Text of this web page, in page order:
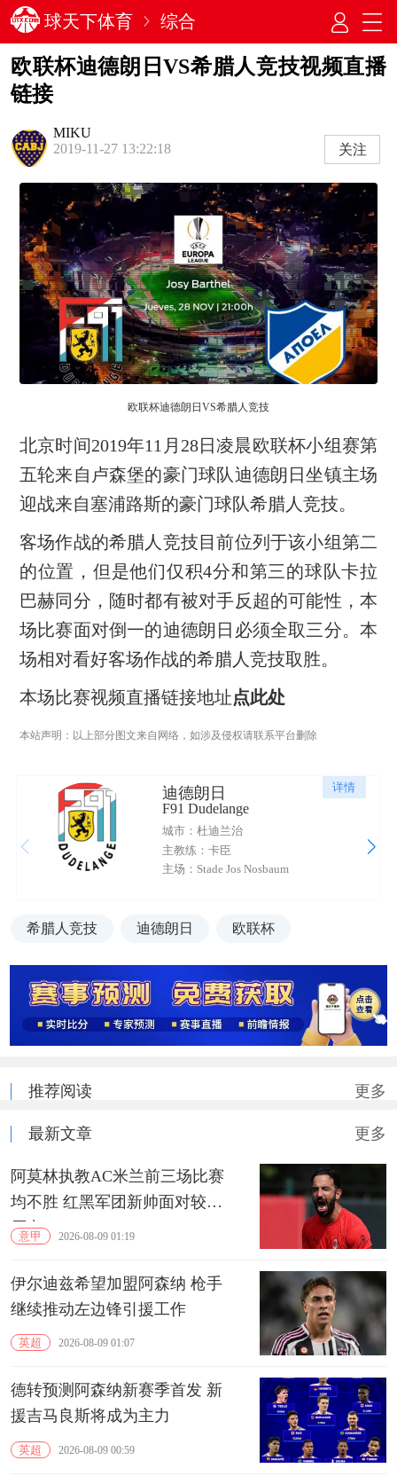
球天下体育 综合
欧联杯迪德朗日VS希腊人竞技视频直播
链接
MIKU
2019-11-27 13:22:18
关注
欧联杯迪德朗日VS希腊人竞技
北京时间2019年11月28日凌晨欧联杯小组赛第
五轮来自卢森堡的豪门球队迪德朗日坐镇主场
迎战来自塞浦路斯的豪门球队希腊人竞技。
客场作战的希腊人竞技目前位列于该小组第二
的位置，但是他们仅积4分和第三的球队卡拉
巴赫同分，随时都有被对手反超的可能性，本
场比赛面对倒一的迪德朗日必须全取三分。本
场相对看好客场作战的希腊人竞技取胜。
本场比赛视频直播链接地址点此处
本站声明：以上部分图文来自网络，如涉及侵权请联系平台删除
详情
迪德朗日
F91 Dudelange
城市：杜迪兰治
主教练：卡臣
主场：Stade Jos Nosbaum
希腊人竞技 迪德朗日 欧联杯
推荐阅读 更多
最新文章 更多
阿莫林执教AC米兰前三场比赛
均不胜 红黑军团新帅面对较大
压力
意甲 2026-08-09 01:19
伊尔迪兹希望加盟阿森纳 枪手
继续推动左边锋引援工作
英超 2026-08-09 01:07
德转预测阿森纳新赛季首发 新
援吉马良斯将成为主力
英超 2026-08-09 00:59